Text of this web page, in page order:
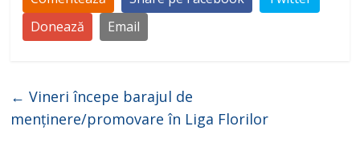
Donează
Email
← Vineri începe barajul de
menținere/promovare în Liga Florilor